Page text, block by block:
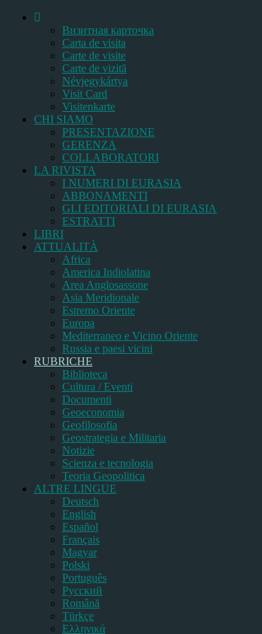
Bизитная карточка
Carta de visita
Carte de visite
Carte de vizită
Névjegykártya
Visit Card
Visitenkarte
CHI SIAMO
PRESENTAZIONE
GERENZA
COLLABORATORI
LA RIVISTA
I NUMERI DI EURASIA
ABBONAMENTI
GLI EDITORIALI DI EURASIA
ESTRATTI
LIBRI
ATTUALITÀ
Africa
America Indiolatina
Area Anglosassone
Asia Meridionale
Estremo Oriente
Europa
Mediterraneo e Vicino Oriente
Russia e paesi vicini
RUBRICHE
Biblioteca
Cultura / Eventi
Documenti
Geoeconomia
Geofilosofia
Geostrategia e Militaria
Notizie
Scienza e tecnologia
Teoria Geopolitica
ALTRE LINGUE
Deutsch
English
Español
Français
Magyar
Polski
Português
Pусский
Română
Türkçe
Ελληνικά